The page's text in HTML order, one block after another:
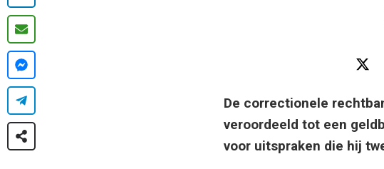
De correctionele
veroordeeld tot een
voor uitspraken die hij